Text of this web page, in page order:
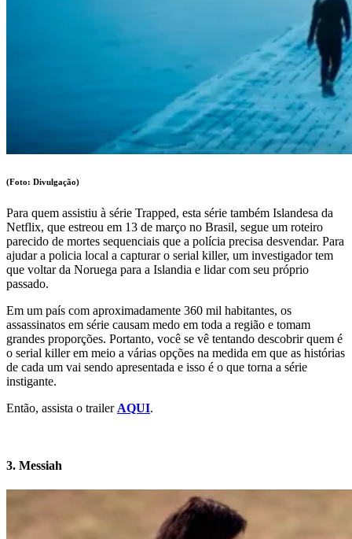
(Foto: Divulgação)
Para quem assistiu à série Trapped, esta série também Islandesa da
Netflix, que estreou em 13 de março no Brasil, segue um roteiro
parecido de mortes sequenciais que a polícia precisa desvendar. Para
ajudar a policia local a capturar o serial killer, um investigador tem
que voltar da Noruega para a Islandia e lidar com seu próprio
passado.
Em um país com aproximadamente 360 mil habitantes, os
assassinatos em série causam medo em toda a região e tomam
grandes proporções. Portanto, você se vê tentando descobrir quem é
o serial killer em meio a várias opções na medida em que as histórias
de cada um vai sendo apresentada e isso é o que torna a série
instigante.
Então, assista o trailer AQUI.
3. Messiah